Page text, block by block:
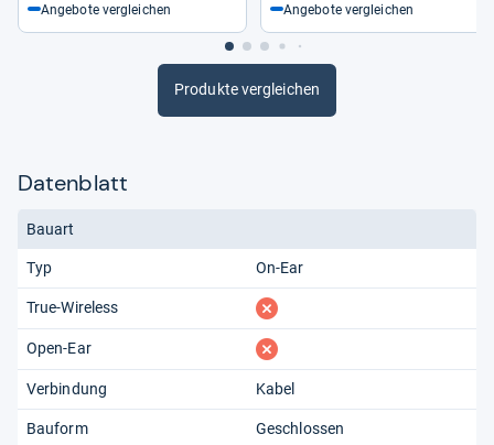
Angebote vergleichen Angebote vergleichen
Produkte vergleichen
Datenblatt
Bauart
Typ On-Ear
True-Wireless fehlt
Open-Ear fehlt
Verbindung Kabel
Bauform Geschlossen